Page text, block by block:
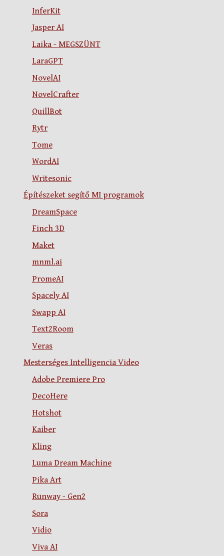
InferKit
Jasper AI
Laika - MEGSZÜNT
LaraGPT
NovelAI
NovelCrafter
QuillBot
Rytr
Tome
WordAI
Writesonic
Építészeket segítő MI programok
DreamSpace
Finch 3D
Maket
mnml.ai
PromeAI
Spacely AI
Swapp AI
Text2Room
Veras
Mesterséges Intelligencia Video
Adobe Premiere Pro
DecoHere
Hotshot
Kaiber
Kling
Luma Dream Machine
Pika Art
Runway - Gen2
Sora
Vidio
Viva AI